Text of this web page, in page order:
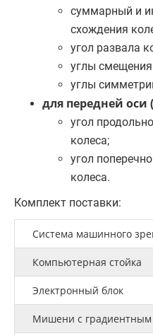
суммарный и
схождения
угол развала
углы смещения
углы
для передней оси
угол
колеса;
угол
колеса.
Комплект поставки:
Система машинного
Компьютерная стойка
Электронный блок
Мишени с градиентным